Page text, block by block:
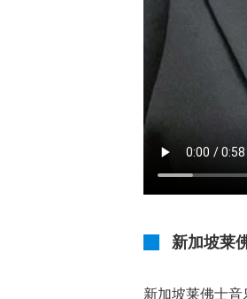
新加坡莱
新加坡莱佛士